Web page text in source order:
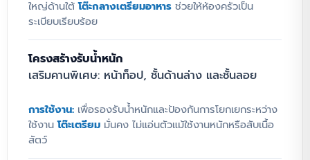
ร้านเครื่องดื่มที่ต้องการความคล่องตัวสูง
โครงสร้างผลิตจากวัสดุ
304) แท้ 100% Food Gradeมั่นใจได้ในความ
แข็งแรง ทำความสะอาดง่าย ปลอดภัยต่อการ
สัมผัสอาหาร และทนทานต่อการเกิดสนิมตลอด
โต๊ะรุ่นนี้โดดเด่นด้วยฟังก์ชันการจัดเก็บแนวตั้ง
มาพร้อมชั้นวางด้านบน (Over-shelf) ถึง 2 ชั้น
ใหญ่ด้านใต้โต๊ะกลางเตรียมอาหาร ช่วยให้ห้องครัวเป็น
ระเบียบเรียบร้อย
โครงสร้างรับน้ำหนัก
เสริมคานพิเศษ: หน้าท็อป, ชั้นด้านล่าง และชั้นลอย
การใช้งาน: เพื่อรองรับน้ำหนักและป้องกันการโยกเยกระหว่าง
ใช้งานโต๊ะเตรียม มั่นคง ไม่แอ่นตัวแม้ใช้งานหนักหรือสับเนื้อ
สัตว์